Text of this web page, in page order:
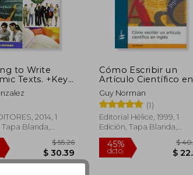
to Write
Texts. +Key
2014, 1
Tapa Blanda,
Cómo Escribir un
Artículo Científico en
Inglés
Guy Norman
(1)
Editorial Hélice, 1999, 1
Edición, Tapa Blanda,
Nuevo